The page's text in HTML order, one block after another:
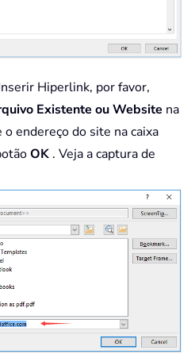
Hiperlink, por favor,
Existente ou Website na
o endereço do site na caixa
OK . Veja a captura de